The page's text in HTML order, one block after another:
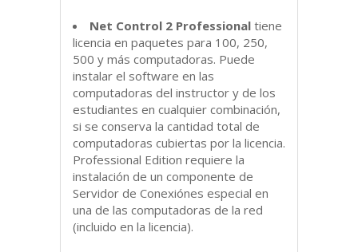
Net Control 2 Professional tiene
licencia en paquetes para 100, 250,
500 y más computadoras. Puede
instalar el software en las
computadoras del instructor y de los
estudiantes en cualquier combinación,
si se conserva la cantidad total de
computadoras cubiertas por la licencia.
Professional Edition requiere la
instalación de un componente de
Servidor de Conexiónes especial en
una de las computadoras de la red
(incluido en la licencia).